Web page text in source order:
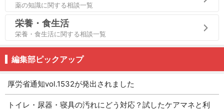
薬の知識に関する相談一覧
栄養・食生活
栄養・食生活に関する相談一覧
編集部ピックアップ
厚労省通知vol.1532が発出されました
トイレ・尿器・寝具の汚れにどう対応？試したケアマネと利